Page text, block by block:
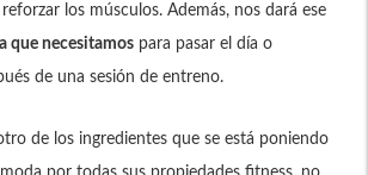
los músculos. Además, nos dará ese
que necesitamos para pasar el día o
de una sesión de entreno.
de los ingredientes que se está poniendo